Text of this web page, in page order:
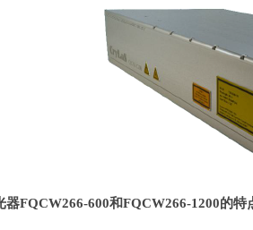
器FQCW266-600和FQCW266-1200的特